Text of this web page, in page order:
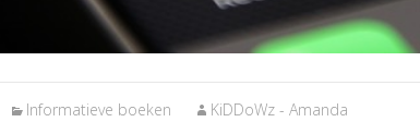
Informatieve boeken KiDDoWz - Amanda